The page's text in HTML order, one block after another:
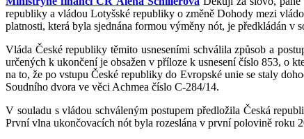
republiky a vládou Lotyšské republiky o změně Dohody mezi
platnosti, která byla sjednána formou výměny nót, je předkládán v
Vláda České republiky těmito usneseními schválila způsob a
určených k ukončení je obsažen v příloze k usnesení číslo 853, o
na to, že po vstupu České republiky do Evropské unie se staly
Soudního dvora ve věci Achmea číslo C-284/14.
V souladu s vládou schváleným postupem předložila Česká
První vlna ukončovacích nót byla rozeslána v první polovině roku